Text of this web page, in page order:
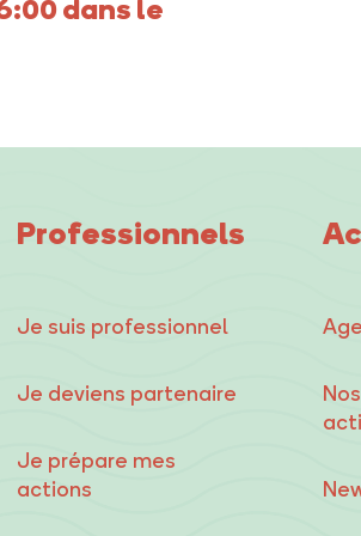
Professionnels
Je suis professionnel
Je deviens partenaire
Je prépare mes
actions
Nos